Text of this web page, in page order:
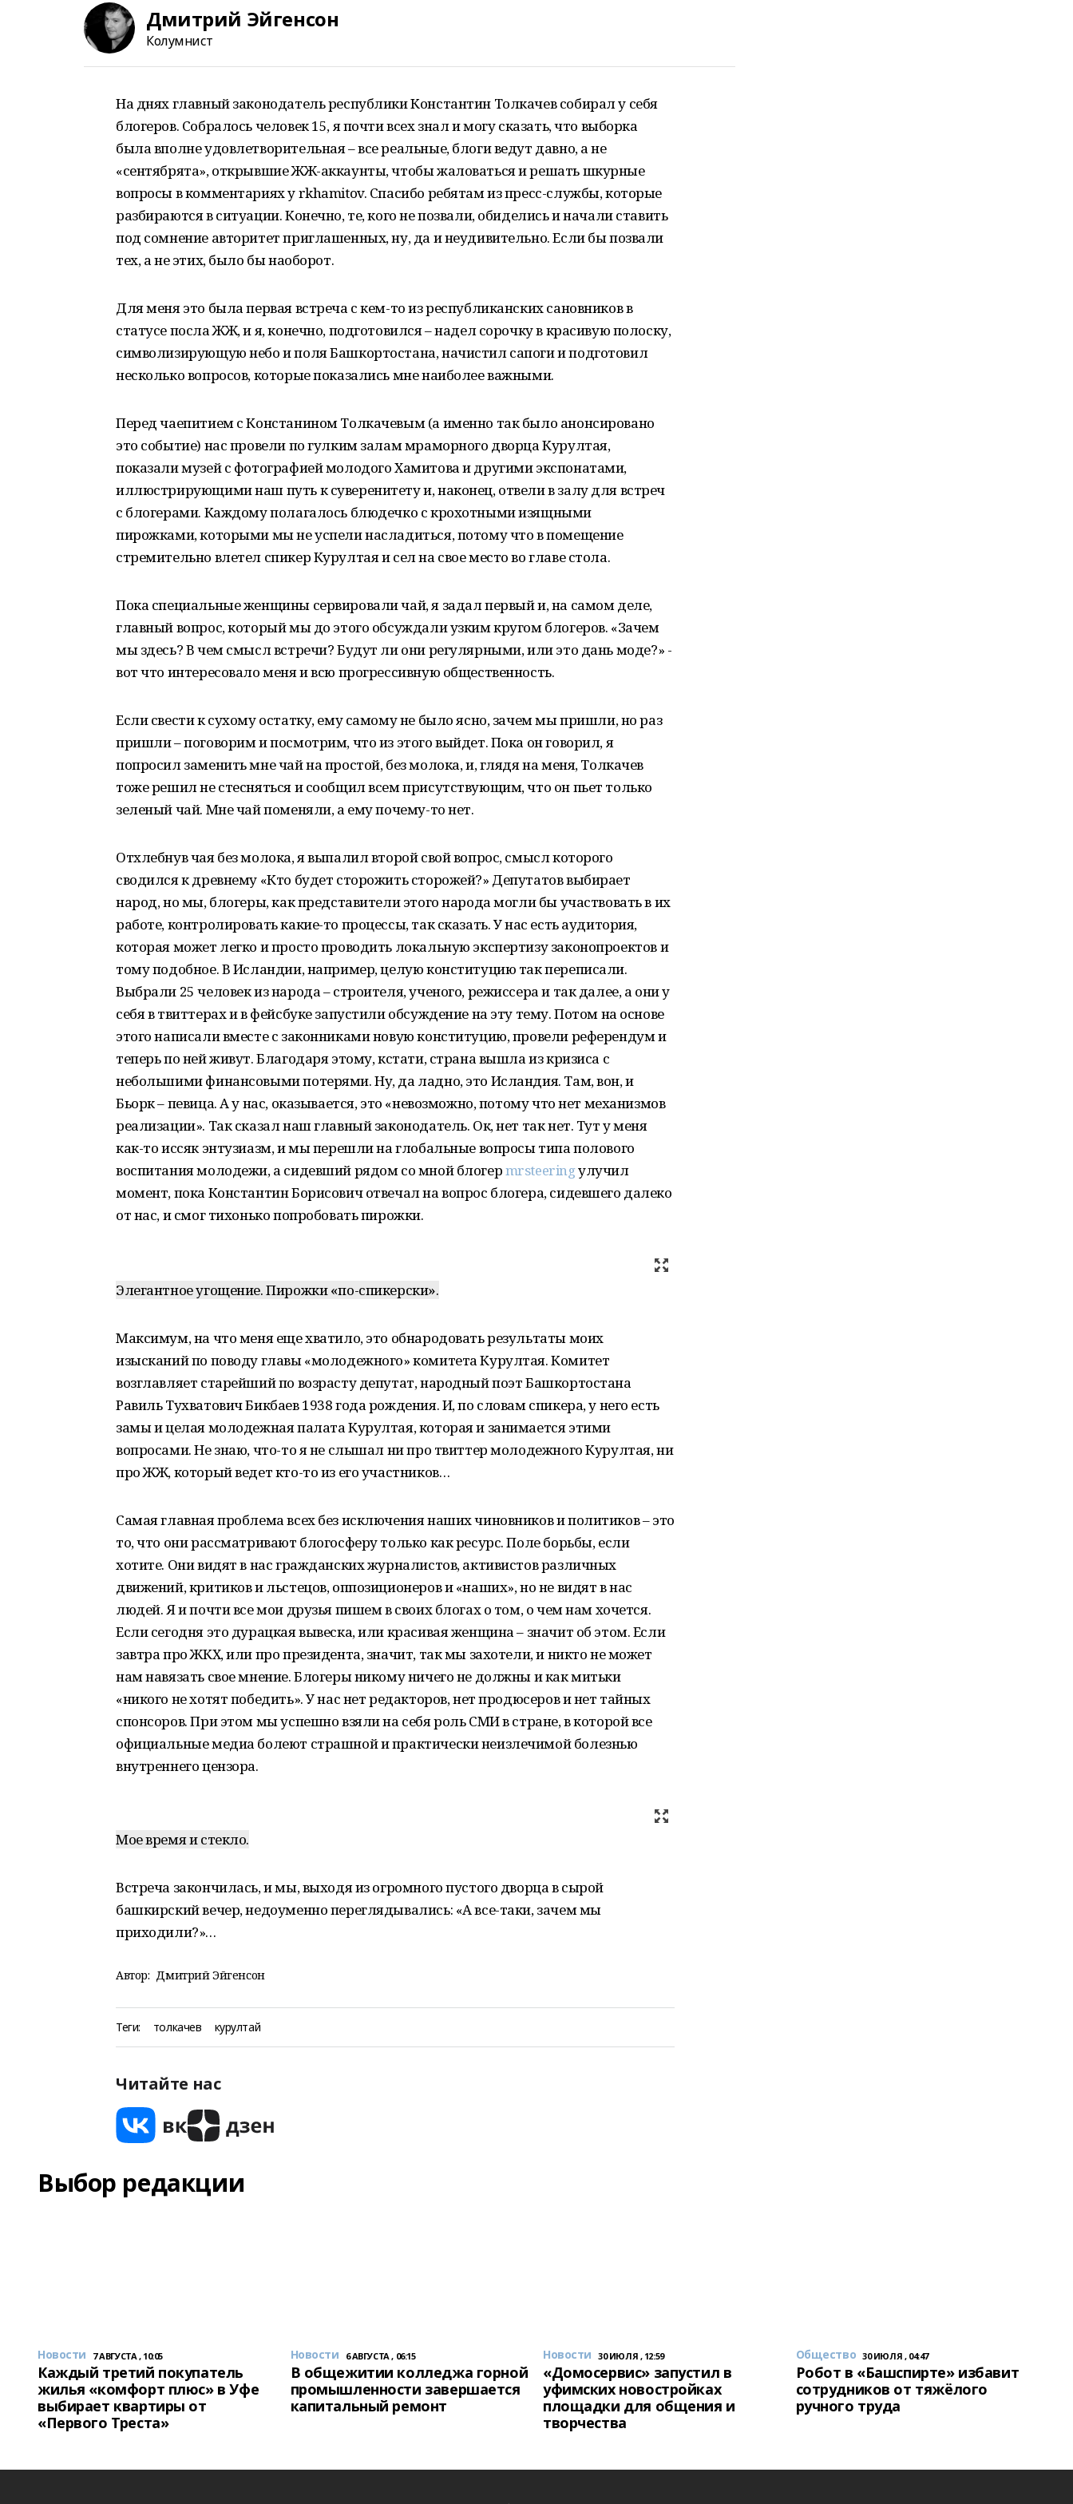
Дмитрий Эйгенсон
Колумнист
На днях главный законодатель республики Константин Толкачев собирал у себя
блогеров. Собралось человек 15, я почти всех знал и могу сказать, что выборка
была вполне удовлетворительная – все реальные, блоги ведут давно, а не
«сентябрята», открывшие ЖЖ-аккаунты, чтобы жаловаться и решать шкурные
вопросы в комментариях у rkhamitov. Спасибо ребятам из пресс-службы, которые
разбираются в ситуации. Конечно, те, кого не позвали, обиделись и начали ставить
под сомнение авторитет приглашенных, ну, да и неудивительно. Если бы позвали
тех, а не этих, было бы наоборот.
Для меня это была первая встреча с кем-то из республиканских сановников в
статусе посла ЖЖ, и я, конечно, подготовился – надел сорочку в красивую полоску,
символизирующую небо и поля Башкортостана, начистил сапоги и подготовил
несколько вопросов, которые показались мне наиболее важными.
Перед чаепитием с Констанином Толкачевым (а именно так было анонсировано
это событие) нас провели по гулким залам мраморного дворца Курултая,
показали музей с фотографией молодого Хамитова и другими экспонатами,
иллюстрирующими наш путь к суверенитету и, наконец, отвели в залу для встреч
с блогерами. Каждому полагалось блюдечко с крохотными изящными
пирожками, которыми мы не успели насладиться, потому что в помещение
стремительно влетел спикер Курултая и сел на свое место во главе стола.
Пока специальные женщины сервировали чай, я задал первый и, на самом деле,
главный вопрос, который мы до этого обсуждали узким кругом блогеров. «Зачем
мы здесь? В чем смысл встречи? Будут ли они регулярными, или это дань моде?» -
вот что интересовало меня и всю прогрессивную общественность.
Если свести к сухому остатку, ему самому не было ясно, зачем мы пришли, но раз
пришли – поговорим и посмотрим, что из этого выйдет. Пока он говорил, я
попросил заменить мне чай на простой, без молока, и, глядя на меня, Толкачев
тоже решил не стесняться и сообщил всем присутствующим, что он пьет только
зеленый чай. Мне чай поменяли, а ему почему-то нет.
Отхлебнув чая без молока, я выпалил второй свой вопрос, смысл которого
сводился к древнему «Кто будет сторожить сторожей?» Депутатов выбирает
народ, но мы, блогеры, как представители этого народа могли бы участвовать в их
работе, контролировать какие-то процессы, так сказать. У нас есть аудитория,
которая может легко и просто проводить локальную экспертизу законопроектов и
тому подобное. В Исландии, например, целую конституцию так переписали.
Выбрали 25 человек из народа – строителя, ученого, режиссера и так далее, а они у
себя в твиттерах и в фейсбуке запустили обсуждение на эту тему. Потом на основе
этого написали вместе с законниками новую конституцию, провели референдум и
теперь по ней живут. Благодаря этому, кстати, страна вышла из кризиса с
небольшими финансовыми потерями. Ну, да ладно, это Исландия. Там, вон, и
Бьорк – певица. А у нас, оказывается, это «невозможно, потому что нет механизмов
реализации». Так сказал наш главный законодатель. Ок, нет так нет. Тут у меня
как-то иссяк энтузиазм, и мы перешли на глобальные вопросы типа полового
воспитания молодежи, а сидевший рядом со мной блогерmrsteeringулучил
момент, пока Константин Борисович отвечал на вопрос блогера, сидевшего далеко
от нас, и смог тихонько попробовать пирожки.
Элегантное угощение. Пирожки«по-спикерски».
Максимум, на что меня еще хватило, это обнародовать результаты моих
изысканий по поводу главы «молодежного» комитета Курултая. Комитет
возглавляет старейший по возрасту депутат, народный поэт Башкортостана
Равиль Тухватович Бикбаев 1938 года рождения. И, по словам спикера, у него есть
замы и целая молодежная палата Курултая, которая и занимается этими
вопросами. Не знаю, что-то я не слышал ни про твиттер молодежного Курултая, ни
про ЖЖ, который ведет кто-то из его участников…
Самая главная проблема всех без исключения наших чиновников и политиков – это
то, что они рассматривают блогосферу только как ресурс. Поле борьбы, если
хотите. Они видят в нас гражданских журналистов, активистов различных
движений, критиков и льстецов, оппозиционеров и «наших», но не видят в нас
людей. Я и почти все мои друзья пишем в своих блогах о том, о чем нам хочется.
Если сегодня это дурацкая вывеска, или красивая женщина – значит об этом. Если
завтра про ЖКХ, или про президента, значит, так мы захотели, и никто не может
нам навязать свое мнение. Блогеры никому ничего не должны и как митьки
«никого не хотят победить». У нас нет редакторов, нет продюсеров и нет тайных
спонсоров. При этом мы успешно взяли на себя роль СМИ в стране, в которой все
официальные медиа болеют страшной и практически неизлечимой болезнью
внутреннего цензора.
Мое время и стекло.
Встреча закончилась, и мы, выходя из огромного пустого дворца в сырой
башкирский вечер, недоуменно переглядывались: «А все-таки, зачем мы
приходили?»…
Автор: Дмитрий Эйгенсон
Теги: толкачев курултай
Читайте нас
Выбор редакции
Новости 7 АВГУСТА , 10:05
Каждый третий покупатель
жилья «комфорт плюс» в Уфе
выбирает квартиры от
«Первого Треста»
Новости 6 АВГУСТА , 06:15
В общежитии колледжа горной
промышленности завершается
капитальный ремонт
Новости 30 ИЮЛЯ , 12:59
«Домосервис» запустил в
уфимских новостройках
площадки для общения и
творчества
Общество 30 ИЮЛЯ , 04:47
Робот в «Башспирте» избавит
сотрудников от тяжёлого
ручного труда